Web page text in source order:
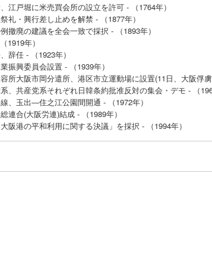
江戸堀に米売買会所の設立を許可 - （1764年）
礼・興行差し止めを解禁 - （1877年）
撤廃の建議を全会一致で採択 - （1893年）
1919年）
辞任 - （1923年）
振興委員会設置 - （1939年）
所大阪市岡分遣所、港区市立運動場に設置(11日、大阪俘
、共産党系それぞれ日韓条約批准反対の集会・デモ - （
、玉出―住之江公園間開通 - （1972年）
連合(大阪労連)結成 - （1989年）
阪港の平和利用に関する決議」を採択 - （1994年）